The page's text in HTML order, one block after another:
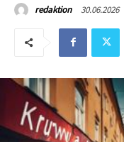
redaktion 30.06.2026